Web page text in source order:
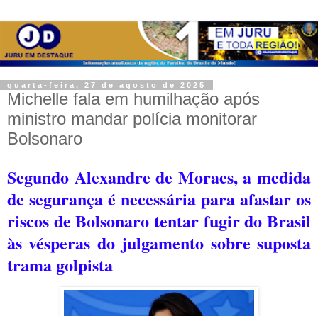
quarta-feira, 27 de agosto de 2025
Michelle fala em humilhação após
ministro mandar polícia monitorar
Bolsonaro
Segundo Alexandre de Moraes, a medida
de segurança é necessária para afastar os
riscos de Bolsonaro tentar fugir do Brasil
às vésperas do julgamento sobre suposta
trama golpista